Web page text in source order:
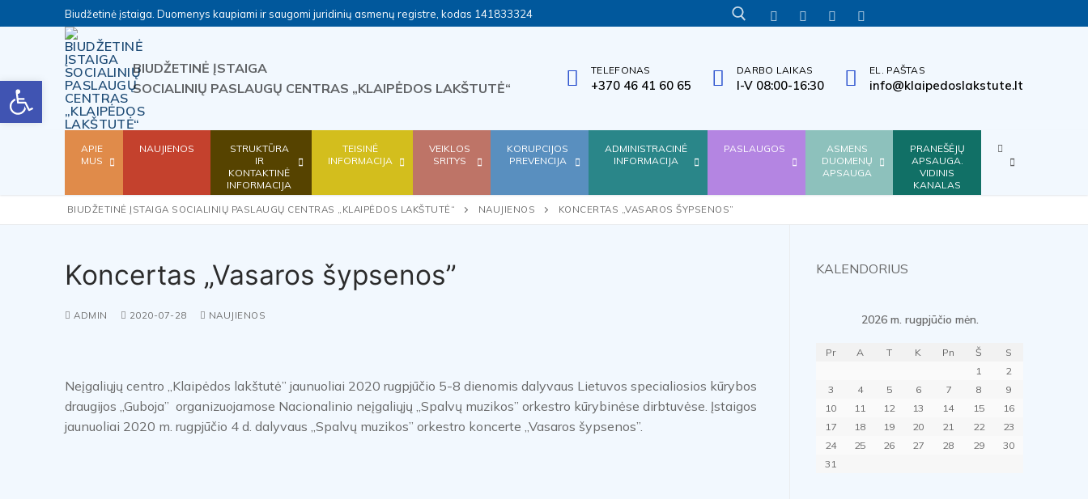
to
Biudžetinė įstaiga. Duomenys kaupiami ir saugomi juridinių asmenų registre, kodas 141833324
Search for:
TITULINISVERSIJA
NEĮGALIESIEMS
TINKLALAPIO
STRUKTŪRA
INFORMACIJA
GESTŲLENGVAI
BIUDŽETINĖ ĮSTAIGA
SOCIALINIŲ PASLAUGŲ CENTRAS „KLAIPĖDOS LAKŠTUTĖ“
TELEFONAS
+370 46 41 60 65
DARBO LAIKAS
I-V 08:00-16:30
EL. PAŠTAS
info@klaipedoslakstute.lt
APIE
MUS
NAUJIENOS
STRUKTŪRA
IR
KONTAKTINĖ
INFORMACIJA
TEISINĖ
INFORMACIJA
VEIKLOS
SRITYS
KORUPCIJOS
PREVENCIJA
ADMINISTRACINĖ
INFORMACIJA
PASLAUGOS
ASMENS
DUOMENŲ
APSAUGA
PRANEŠĖJŲ
APSAUGA.
VIDINIS
KANALAS
BIUDŽETINĖ ĮSTAIGA SOCIALINIŲ PASLAUGŲ CENTRAS „KLAIPĖDOS LAKŠTUTĖ“ NAUJIENOS KONCERTAS „VASAROS ŠYPSENOS”
Koncertas „Vasaros šypsenos”
ADMIN 2020-07-28 NAUJIENOS
Neįgaliųjų centro „Klaipėdos lakštutė” jaunuoliai 2020 rugpjūčio 5-8 dienomis dalyvaus Lietuvos specialiosios kūrybos
draugijos „Guboja” organizuojamose Nacionalinio neįgaliųjų „Spalvų muzikos” orkestro kūrybinėse dirbtuvėse. Įstaigos
jaunuoliai 2020 m. rugpjūčio 4 d. dalyvaus „Spalvų muzikos” orkestro koncerte „Vasaros šypsenos”.
KALENDORIUS
2026 m. rugpjūčio mėn.
Pr A T K Pn Š
S
1
2
3
4 5 6 7 8
9
10
11 12 13 14 15
16
17
18 19 20 21 22
23
24
25 26 27 28 29
30
31
Open toolbar